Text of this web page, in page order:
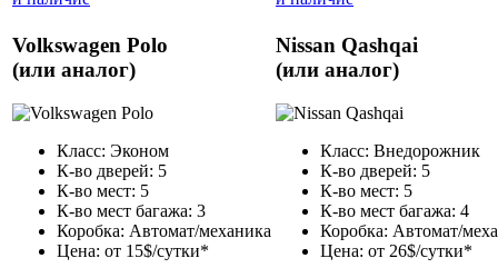
Volkswagen Polo
(или аналог)
Класс: Эконом
К-во дверей: 5
К-во мест: 5
К-во мест багажа: 3
Коробка: Автомат/механика
Цена: от 15$/сутки*
Nissan Qashqai
(или аналог)
Класс: Внедорожник
К-во дверей: 5
К-во мест: 5
К-во мест багажа: 4
Коробка: Автомат/
Цена: от 26$/сутки*